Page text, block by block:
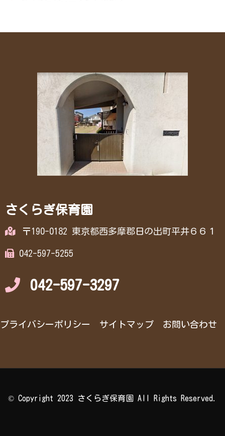
さくらぎ保育園
〒190-0182 東京都西多摩郡日の出町平井６６１
042-597-5255
042-597-3297
プライバシーポリシー サイトマップ お問い合わせ
© Copyright 2023 さくらぎ保育園 All Rights Reserved.